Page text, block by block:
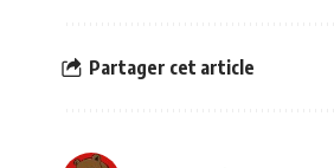
Partager cet article